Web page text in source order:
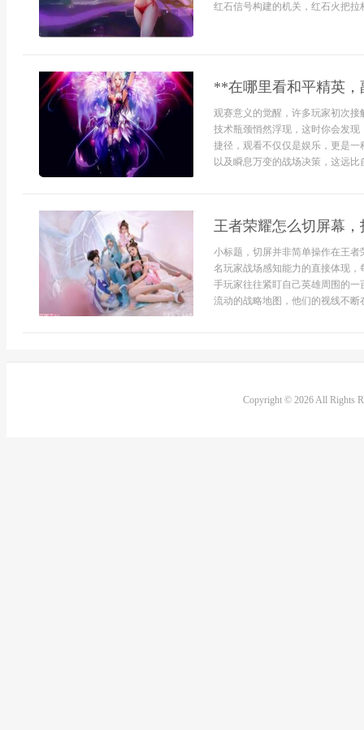
红石信号构建的机关，红石火把拉
**在哪里看和平精英
观赛意义的觉醒，许多玩家初次
技术瓶颈悄然浮现，这时你会发
捷径，观看不仅仅是娱乐，更是
以及瞬息万变的战场决策，这远比
王者荣耀怎么切屏幕
小标题，切屏并非简单操作在王
名玩家战场感知能力的直接体现
手玩家往往紧盯自己英雄周围的
流动的战略地图，他们的视线不
Copyright © 2026 All Rights